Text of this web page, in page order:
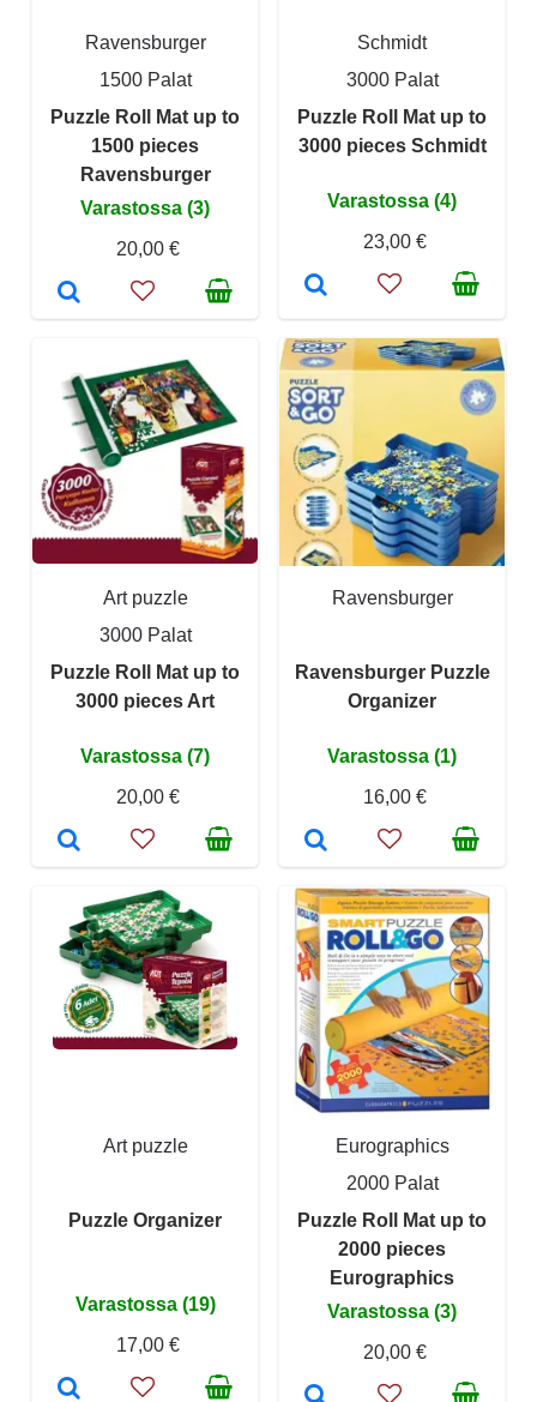
Ravensburger
1500 Palat
Puzzle Roll Mat up to
1500 pieces
Ravensburger
Varastossa (3)
20,00 €
Schmidt
3000 Palat
Puzzle Roll Mat up to
3000 pieces Schmidt
Varastossa (4)
23,00 €
Art puzzle
3000 Palat
Puzzle Roll Mat up to
3000 pieces Art
Varastossa (7)
20,00 €
Ravensburger
Ravensburger Puzzle
Organizer
Varastossa (1)
16,00 €
Art puzzle
Puzzle Organizer
Varastossa (19)
17,00 €
Eurographics
2000 Palat
Puzzle Roll Mat up to
2000 pieces
Eurographics
Varastossa (3)
20,00 €